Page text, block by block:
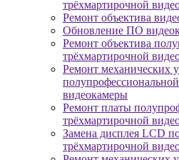
трёхмартирочной
Ремонт объектива
Обновление ПО
Ремонт объектива
трёхмартирочной
Ремонт механических
видеокамеры
Ремонт платы
трёхмартирочной
Замена дисплея LCD
трёхмартирочной